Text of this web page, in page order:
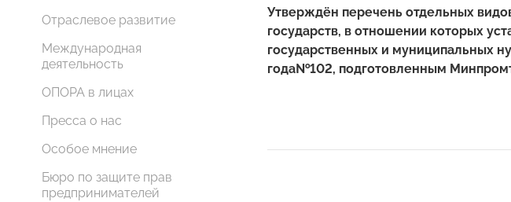
Отраслевое развитие
Международная
деятельность
ОПОРА в лицах
Пресса о нас
Особое мнение
Бюро по защите прав
предпринимателей
Утверждён перечень отдельных
государств, в отношении которых
государственных и муниципальных
года№102, подготовленным